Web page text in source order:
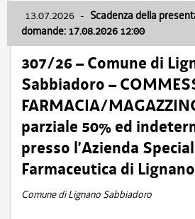
13.07.2026 - Scadenza della
domande: 17.08.2026 12:00
307/26 – Comune di
Sabbiadoro –
FARMACIA/
parziale 50% ed
presso l’Azienda
Farmaceutica di
Comune di Lignano Sabbiadoro